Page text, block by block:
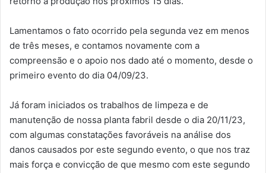
Lamentamos o fato ocorrido pela segunda vez em menos
de três meses, e contamos novamente com a
compreensão e o apoio nos dado até o momento, desde o
primeiro evento do dia 04/09/23.
Já foram iniciados os trabalhos de limpeza e de
manutenção de nossa planta fabril desde o dia 20/11/23,
com algumas constatações favoráveis na análise dos
danos causados por este segundo evento, o que nos traz
mais força e convicção de que mesmo com este segundo